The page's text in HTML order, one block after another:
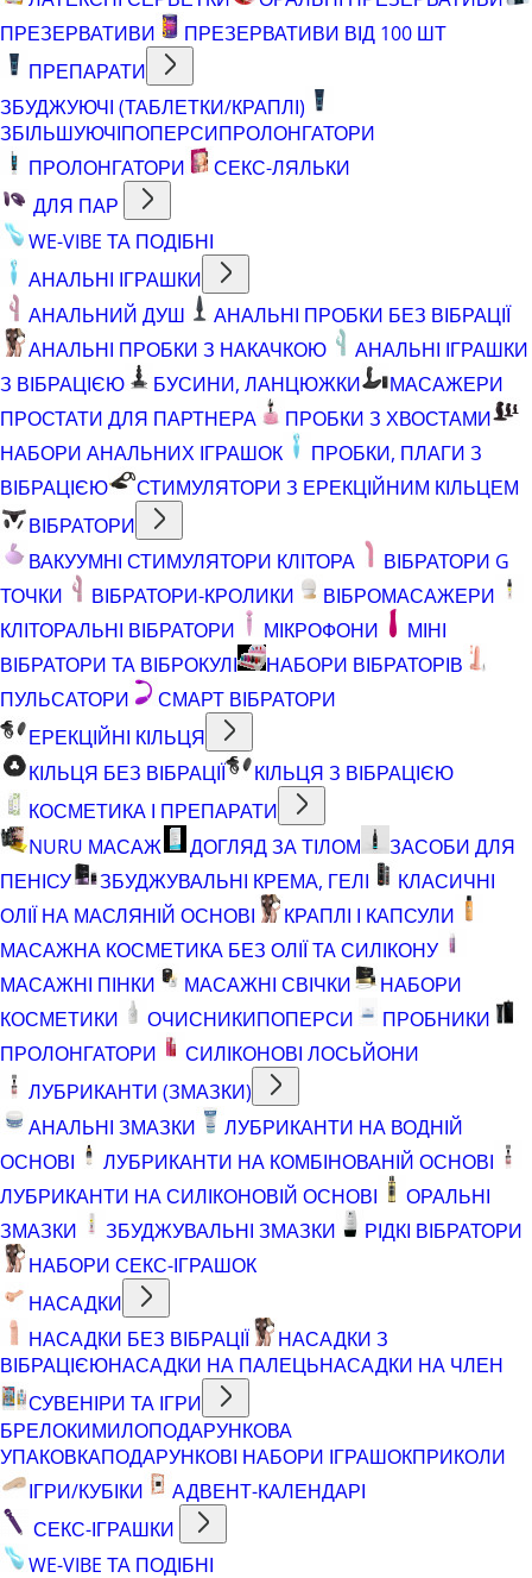
ПРЕЗЕРВАТИВИ
ПРЕЗЕРВАТИВИ ВІД 100 ШТ
ПРЕПАРАТИ
ЗБУДЖУЮЧІ (ТАБЛЕТКИ/КРАПЛІ)
ЗБІЛЬШУЮЧІПОПЕРСИПРОЛОНГАТОРИ
ПРОЛОНГАТОРИ
СЕКС-ЛЯЛЬКИ
ДЛЯ ПАР
WE-VIBE ТА ПОДІБНІ
АНАЛЬНІ ІГРАШКИ
АНАЛЬНИЙ ДУШ
АНАЛЬНІ ПРОБКИ БЕЗ ВІБРАЦІЇ
АНАЛЬНІ ПРОБКИ З НАКАЧКОЮ
АНАЛЬНІ ІГРАШКИ
З ВІБРАЦІЄЮ
БУСИНИ, ЛАНЦЮЖКИ
МАСАЖЕРИ
ПРОСТАТИ ДЛЯ ПАРТНЕРА
ПРОБКИ З ХВОСТАМИ
НАБОРИ АНАЛЬНИХ ІГРАШОК
ПРОБКИ, ПЛАГИ З
ВІБРАЦІЄЮ
СТИМУЛЯТОРИ З ЕРЕКЦІЙНИМ КІЛЬЦЕМ
ВІБРАТОРИ
ВАКУУМНІ СТИМУЛЯТОРИ КЛІТОРА
ВІБРАТОРИ G
ТОЧКИ
ВІБРАТОРИ-КРОЛИКИ
ВІБРОМАСАЖЕРИ
КЛІТОРАЛЬНІ ВІБРАТОРИ
МІКРОФОНИ
МІНІ
ВІБРАТОРИ ТА ВІБРОКУЛІ
НАБОРИ ВІБРАТОРІВ
ПУЛЬСАТОРИ
СМАРТ ВІБРАТОРИ
ЕРЕКЦІЙНІ КІЛЬЦЯ
КІЛЬЦЯ БЕЗ ВІБРАЦІЇ
КІЛЬЦЯ З ВІБРАЦІЄЮ
КОСМЕТИКА І ПРЕПАРАТИ
NURU МАСАЖ
ДОГЛЯД ЗА ТІЛОМ
ЗАСОБИ ДЛЯ
ПЕНІСУ
ЗБУДЖУВАЛЬНІ КРЕМА, ГЕЛІ
КЛАСИЧНІ
ОЛІЇ НА МАСЛЯНІЙ ОСНОВІ
КРАПЛІ І КАПСУЛИ
МАСАЖНА КОСМЕТИКА БЕЗ ОЛІЇ ТА СИЛІКОНУ
МАСАЖНІ ПІНКИ
МАСАЖНІ СВІЧКИ
НАБОРИ
КОСМЕТИКИ
ОЧИСНИКИПОПЕРСИ
ПРОБНИКИ
ПРОЛОНГАТОРИ
СИЛІКОНОВІ ЛОСЬЙОНИ
ЛУБРИКАНТИ (ЗМАЗКИ)
АНАЛЬНІ ЗМАЗКИ
ЛУБРИКАНТИ НА ВОДНІЙ
ОСНОВІ
ЛУБРИКАНТИ НА КОМБІНОВАНІЙ ОСНОВІ
ЛУБРИКАНТИ НА СИЛІКОНОВІЙ ОСНОВІ
ОРАЛЬНІ
ЗМАЗКИ
ЗБУДЖУВАЛЬНІ ЗМАЗКИ
РІДКІ ВІБРАТОРИ
НАБОРИ СЕКС-ІГРАШОК
НАСАДКИ
НАСАДКИ БЕЗ ВІБРАЦІЇ
НАСАДКИ З
ВІБРАЦІЄЮНАСАДКИ НА ПАЛЕЦЬНАСАДКИ НА ЧЛЕН
СУВЕНІРИ ТА ІГРИ
БРЕЛОКИМИЛОПОДАРУНКОВА
УПАКОВКАПОДАРУНКОВІ НАБОРИ ІГРАШОКПРИКОЛИ
ІГРИ/КУБІКИ
АДВЕНТ-КАЛЕНДАРІ
СЕКС-ІГРАШКИ
WE-VIBE ТА ПОДІБНІ